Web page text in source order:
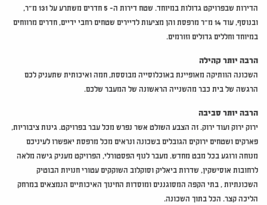
הדירות שבפרויקט גדולות במיוחד. שטח דירות ה- 5 חדרים משתרע על 131 מ"ר,
ובנוסף, עוד 14 מ"ר מרפסת והן מציעות לדיירים שטחים רחבי ידיים, חדרים מרווחים
במיוחד וחללים גדולים וזורמים.
הרבה יותר קהילה
השכונה הוותיקה מאופיינת באוכלוסייה מבוססת, חמה ואיכותית שתעניק לכם
הרגשה של בית כבר מהשנייה הראשונה של המעבר שלכם.
הרבה יותר סביבה
ירוק ירוק ועוד ירוק. זה הצבע השולט אשר נפרש מכל עבר בפרויקט. גינות ציבוריות,
פארקים ושטחים ירוקים הגובלים בשכונה ונראים מכל מרפסת יאפשרו לעיניכם
מנוחה ורוגע בכל מבט מחדש. מעבר לנוף הפסטורלי, הפרויקט מעניק גישה מלאה
לרחובות אוסישקין, שדרות ביאליק וסוקלוב השוקקים עטורי חנויות הבוטיק
השכונתיות , בתי הקפה המסוגננים ומוסדות החינוך האיכותיים הנמצאים במרחק
הליכה קצר. הכל בתוך השכונה.